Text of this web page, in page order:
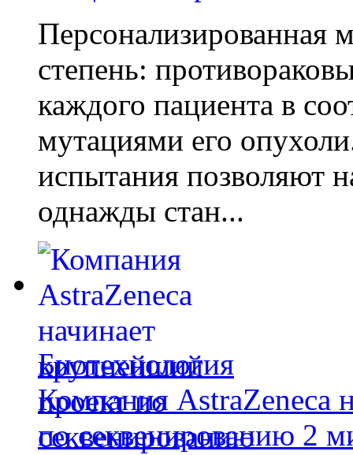
Персонализированная
степень:
каждого пациента в
мутациями его
испытания позволяют
однажды стан...
Биотехнология
Компания AstraZeneca
по секвенированию 2